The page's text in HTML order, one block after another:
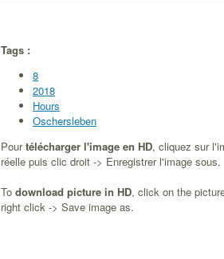
Tags :
8
2018
Hours
Oschersleben
Pourtélécharger l'image en HD, cliquez sur
réelle puis clic droit -> Enregistrer l'image sous.
To download picture in HD, click on the
right click -> Save image as.